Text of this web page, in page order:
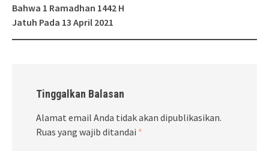
Bahwa 1 Ramadhan 1442 H
Jatuh Pada 13 April 2021
Tinggalkan Balasan
Alamat email Anda tidak akan dipublikasikan.
Ruas yang wajib ditandai *